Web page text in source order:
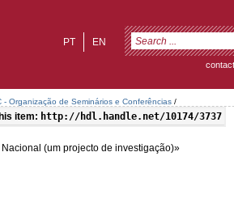
EN
PT
contact
- Organização de Seminários e Conferências /
item: http://hdl.handle.net/10174/3737
(um projecto de investigação)»